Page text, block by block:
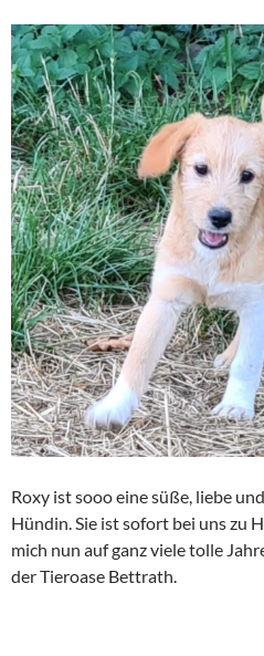
Roxy ist sooo eine süße, liebe
Hündin. Sie ist sofort bei uns zu
mich nun auf ganz viele tolle
der Tieroase Bettrath.